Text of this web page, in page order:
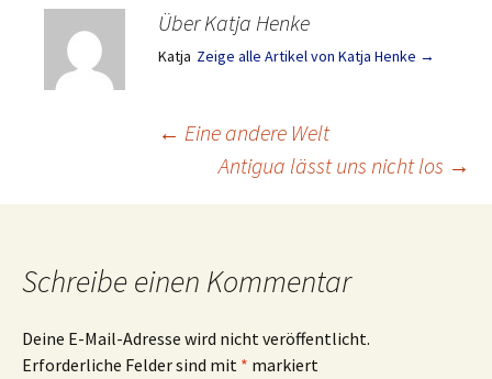
o
e
r
n
Über Katja Henke
Katja Zeige alle Artikel von Katja Henke →
Beitragsnavigation
← Eine andere Welt
Antigua lässt uns nicht los →
Schreibe einen Kommentar
Deine E-Mail-Adresse wird nicht veröffentlicht.
Erforderliche Felder sind mit * markiert